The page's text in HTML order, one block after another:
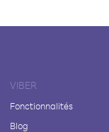
VIBER
Fonctionnalités
Blog